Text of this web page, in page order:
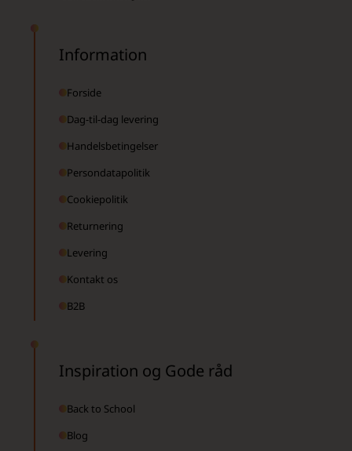
Information
Forside
Dag-til-dag levering
Handelsbetingelser
Persondatapolitik
Cookiepolitik
Returnering
Levering
Kontakt os
B2B
Inspiration og Gode råd
Back to School
Blog